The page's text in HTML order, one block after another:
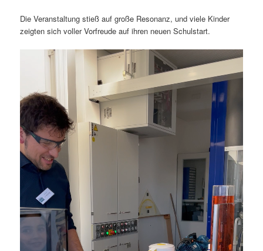
Die Veranstaltung stieß auf große Resonanz, und viele Kinder
zeigten sich voller Vorfreude auf ihren neuen Schulstart.